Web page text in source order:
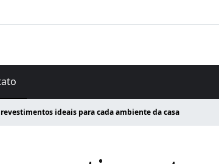
revestimentos ideais para cada ambiente da casa